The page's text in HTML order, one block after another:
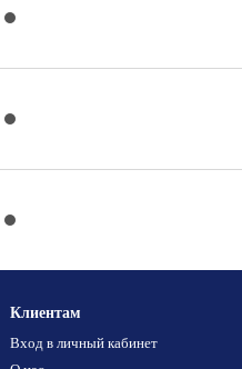
Клиентам
Вход в личный кабинет